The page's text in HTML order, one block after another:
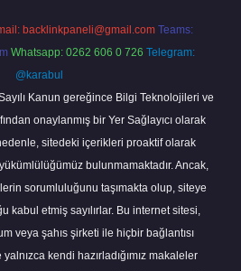
backlinkpaneli@gmail.com Teams:
Whatsapp: 0262 606 0 726 Telegram:
@karabul
Kanun gereğince Bilgi Teknolojileri ve
onaylanmış bir Yer Sağlayıcı olarak
sitedeki içerikleri proaktif olarak
bulunmamaktadır. Ancak,
sorumluluğunu taşımakta olup, siteye
kabul etmiş sayılırlar. Bu internet sitesi,
veya şahıs şirketi ile hiçbir bağlantısı
kendi hazırladığımız makaleler